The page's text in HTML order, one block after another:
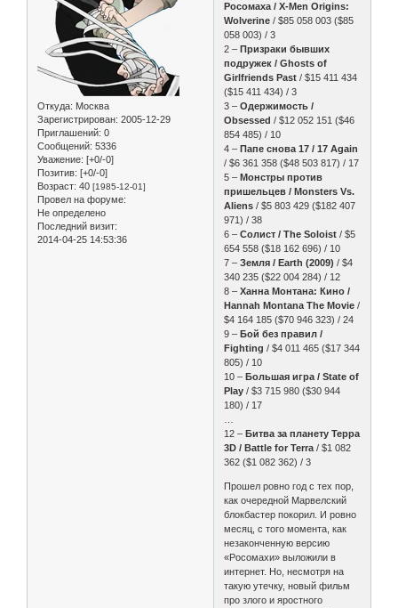
Откуда: Москва
Зарегистрирован: 2005-12-29
Приглашений: 0
Сообщений: 5336
Уважение: [+0/-0]
Позитив: [+0/-0]
Возраст: 40 [1985-12-01]
Провел на форуме:
Не определено
Последний визит:
2014-04-25 14:53:36
Росомаха / X-Men Origins:
Wolverine / $85 058 003 ($85
058 003) / 3
2 – Призраки бывших
подружек / Ghosts of
Girlfriends Past / $15 411 434
($15 411 434) / 3
3 –Одержимость /
Obsessed / $12 052 151 ($46
854 485) / 10
4 – Папе снова 17 / 17 Again
/ $6 361 358 ($48 503 817) / 17
5 – Монстры против
пришельцев / Monsters Vs.
Aliens / $5 803 429 ($182 407
971) / 38
6 –Солист / The Soloist / $5
654 558 ($18 162 696) / 10
7 –Земля / Earth (2009) / $4
340 235 ($22 004 284) / 12
8 –Ханна Монтана: Кино /
Hannah Montana The Movie /
$4 164 185 ($70 946 323) / 24
9 – Бой без правил /
Fighting / $4 011 465 ($17 344
805) / 10
10 – Большая игра / State of
Play / $3 715 980 ($30 944
180) / 17
12 – Битва за планету Терра
3D / Battle for Terra / $1 082
362 ($1 082 362) / 3
Прошел ровно год с тех пор,
как очередной Марвелский
блокбастер покорил. И ровно
месяц, с того момента, как
незаконченную версию
«Росомахи» выложили в
интернет. Но, несмотря на
такую утечку, новый фильм
про злого и яростного